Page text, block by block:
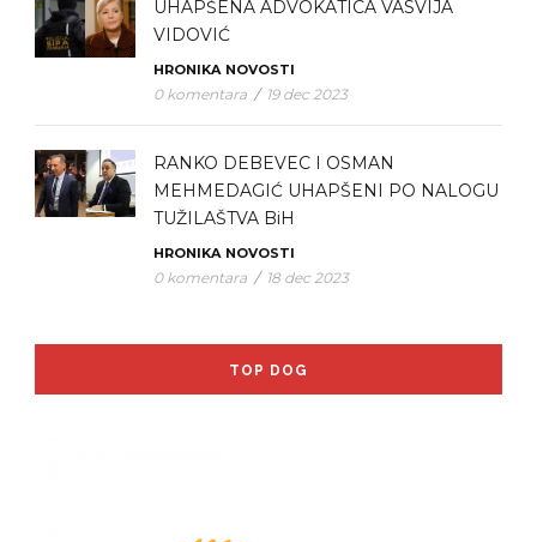
UHAPŠENA ADVOKATICA VASVIJA
VIDOVIĆ
HRONIKA NOVOSTI
0 komentara / 19 dec 2023
RANKO DEBEVEC I OSMAN
MEHMEDAGIĆ UHAPŠENI PO NALOGU
TUŽILAŠTVA BiH
HRONIKA NOVOSTI
0 komentara / 18 dec 2023
TOP DOG